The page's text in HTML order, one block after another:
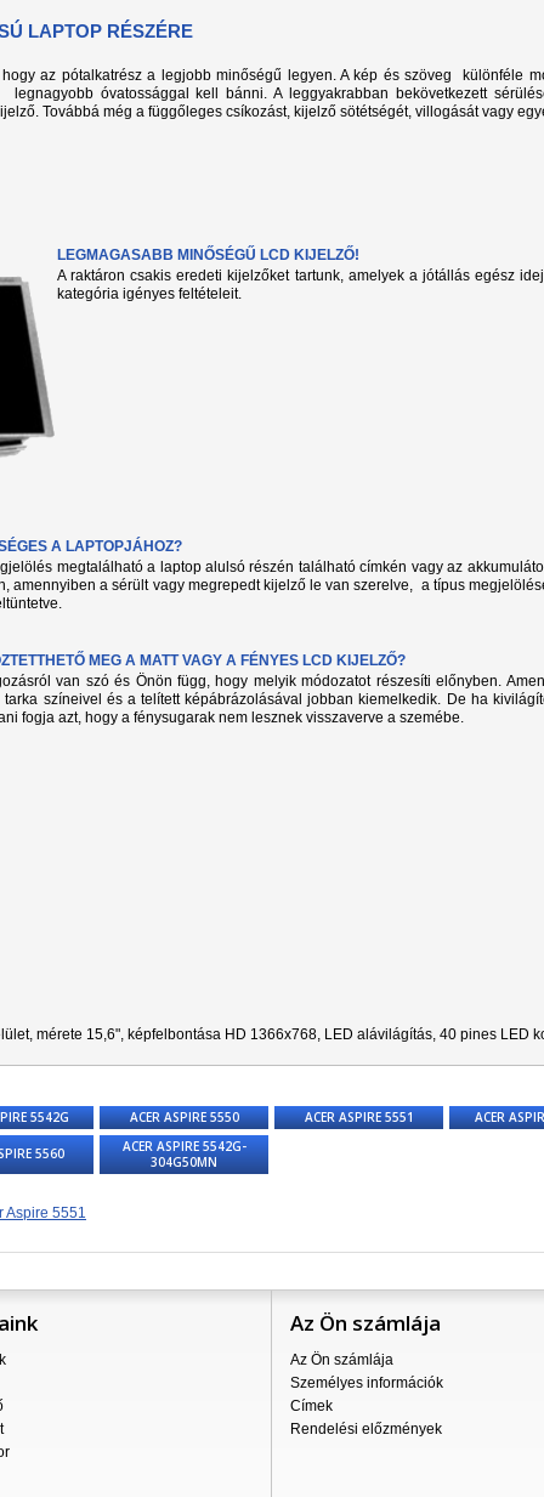
LAPTOP RÉSZÉRE
az pótalkatrész a legjobb minőségű legyen. A kép és szöveg különféle
óvatossággal kell bánni. A leggyakrabban bekövetkezett
Továbbá még a függőleges csíkozást, kijelző sötétségét, villogását vagy
LEGMAGASABB MINŐSÉGŰ LCD KIJELZŐ!
A raktáron csakis eredeti kijelzőket tartunk, amelyek a jótállás egész
kategória igényes feltételeit.
A LAPTOPJÁHOZ?
megtalálható a laptop alulsó részén található címkén vagy az
amennyiben a sérült vagy megrepedt kijelző le van szerelve, a típus
MEG A MATT VAGY A FÉNYES LCD KIJELZŐ?
van szó és Önön függ, hogy melyik módozatot részesíti előnyben.
tarka színeivel és a telített képábrázolásával jobban kiemelkedik. De ha
fogja azt, hogy a fénysugarak nem lesznek visszaverve a szemébe.
mérete 15,6", képfelbontása HD 1366x768, LED alávilágítás, 40 pines LED
5542G ACER ASPIRE 5550 ACER ASPIRE 5551 ACER
5560
ACER ASPIRE 5542G-
304G50MN
Aspire 5551
Az Ön számlája
Az Ön számlája
Személyes információk
Címek
Rendelési előzmények